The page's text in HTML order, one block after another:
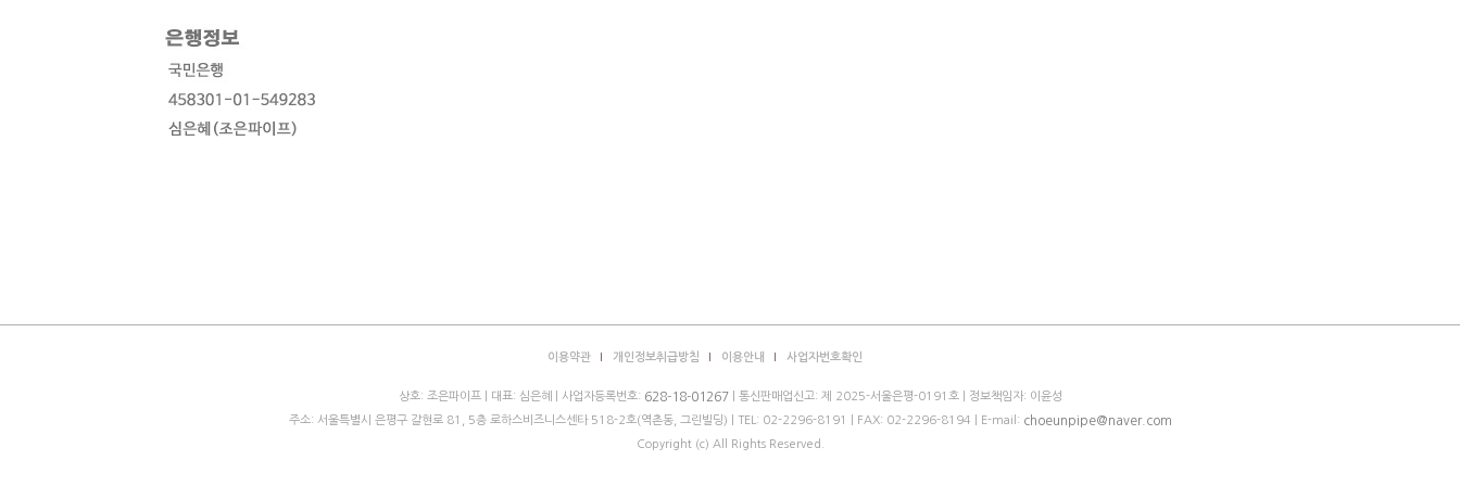
이용약관 개인정보취급방침 이용안내 사업자번호확인
상호: 조은파이프 | 대표: 심은혜 | 사업자등록번호: 628-18-01267| 통신판매업신고: 제 2025-서울은평-0191호 | 정보책임자: 이윤성
주소: 서울특별시 은평구 갈현로 81, 5층 로하스비즈니스센타 518-2호(역촌동, 그린빌딩) |
TEL: 02-2296-8191 | FAX: 02-2296-8194 | E-mail: choeunpipe@naver.com
Copyright (c) All Rights Reserved.